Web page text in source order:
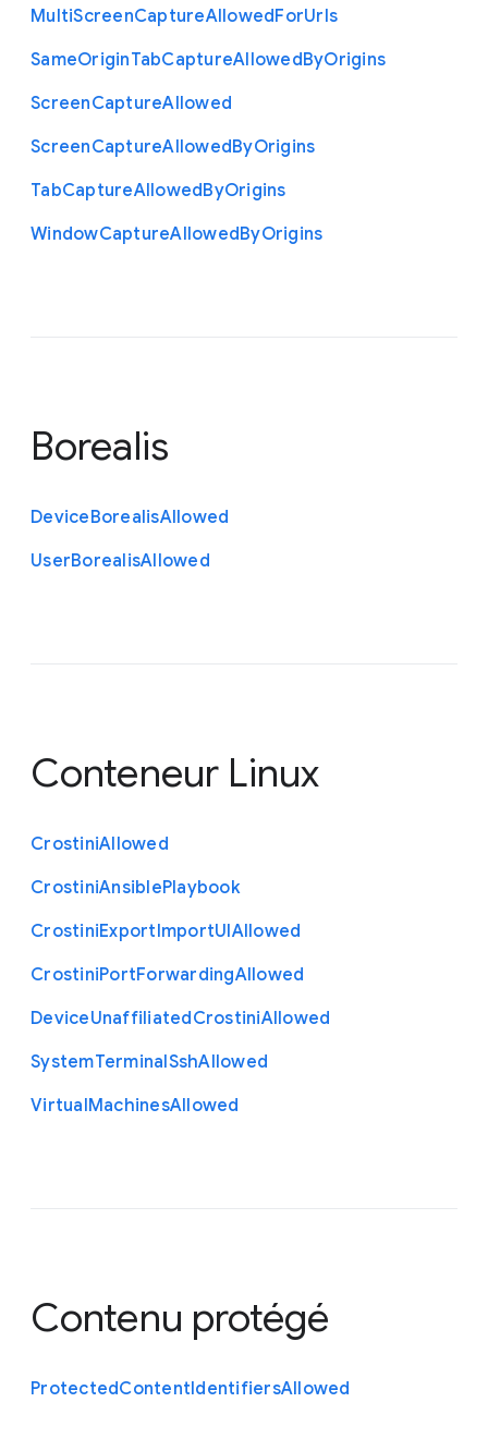
MultiScreenCaptureAllowedForUrls
SameOriginTabCaptureAllowedByOrigins
ScreenCaptureAllowed
ScreenCaptureAllowedByOrigins
TabCaptureAllowedByOrigins
WindowCaptureAllowedByOrigins
Borealis
DeviceBorealisAllowed
UserBorealisAllowed
Conteneur Linux
CrostiniAllowed
CrostiniAnsiblePlaybook
CrostiniExportImportUIAllowed
CrostiniPortForwardingAllowed
DeviceUnaffiliatedCrostiniAllowed
SystemTerminalSshAllowed
VirtualMachinesAllowed
Contenu protégé
ProtectedContentIdentifiersAllowed